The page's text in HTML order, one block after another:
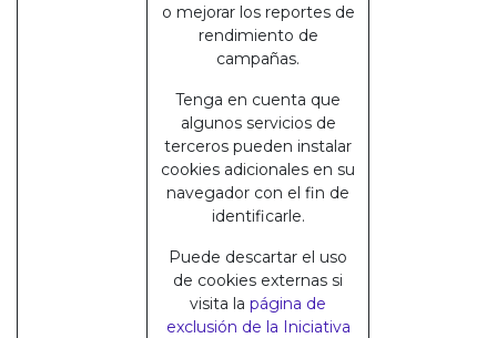
o mejorar los reportes de
rendimiento de
campañas.
Tenga en cuenta que
algunos servicios de
terceros pueden instalar
cookies adicionales en su
navegador con el fin de
identificarle.
Puede descartar el uso
de cookies externas si
visita la página de
exclusión de la Iniciativa